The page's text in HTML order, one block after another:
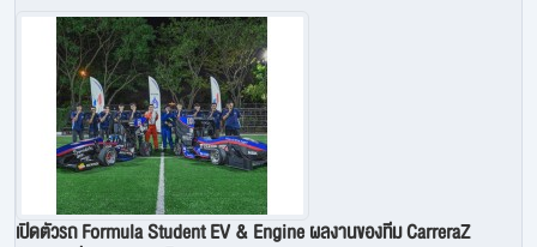
เปิดตัวรถ Formula Student EV & Engine ผลงานของทีม CarreraZ